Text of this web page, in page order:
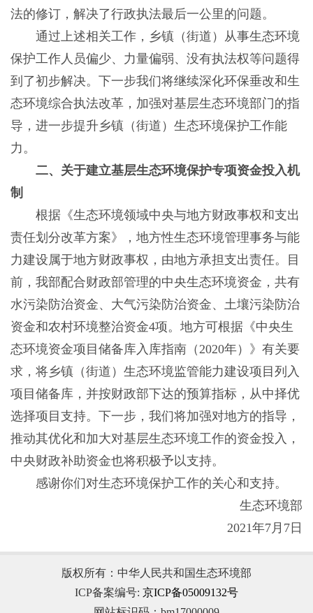
法的修订，解决了行政执法最后一公里的问题。
通过上述相关工作，乡镇（街道）从事生态环境
保护工作人员偏少、力量偏弱、没有执法权等问题得
到了初步解决。下一步我们将继续深化环保垂改和生
态环境综合执法改革，加强对基层生态环境部门的指
导，进一步提升乡镇（街道）生态环境保护工作能
力。
二、关于建立基层生态环境保护专项资金投入机
制
根据《生态环境领域中央与地方财政事权和支出
责任划分改革方案》，地方性生态环境管理事务与能
力建设属于地方财政事权，由地方承担支出责任。目
前，我部配合财政部管理的中央生态环境资金，共有
水污染防治资金、大气污染防治资金、土壤污染防治
资金和农村环境整治资金4项。地方可根据《中央生
态环境资金项目储备库入库指南（2020年）》有关要
求，将乡镇（街道）生态环境监管能力建设项目列入
项目储备库，并按财政部下达的预算指标，从中择优
选择项目支持。下一步，我们将加强对地方的指导，
推动其优化和加大对基层生态环境工作的资金投入，
中央财政补助资金也将积极予以支持。
感谢你们对生态环境保护工作的关心和支持。
生态环境部
2021年7月7日
版权所有：中华人民共和国生态环境部
ICP备案编号: 京ICP备05009132号